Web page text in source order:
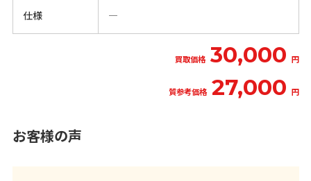
仕様 ―
買取価格 30,000 円
質参考価格 27,000 円
お客様の声